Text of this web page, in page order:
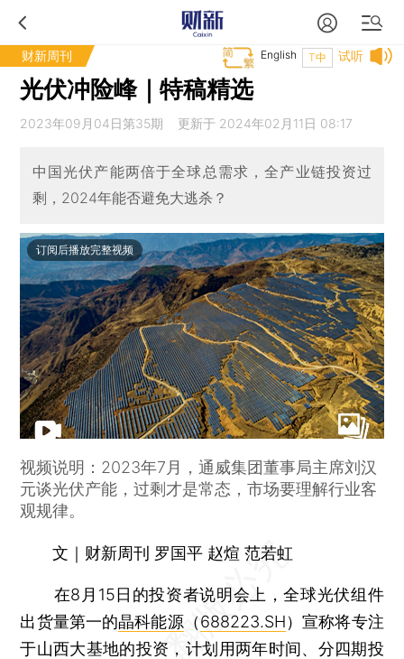
财新周刊 试听
T中
English
光伏冲险峰｜特稿精选
2023年09月04日第35期 更新于 2024年02月11日 08:17
中国光伏产能两倍于全球总需求，全产业链投资过
剩，2024年能否避免大逃杀？
订阅后播放完整视频
视频说明：2023年7月，通威集团董事局主席刘汉
元谈光伏产能，过剩才是常态，市场要理解行业客
观规律。
文｜财新周刊 罗国平 赵煊 范若虹
在8月15日的投资者说明会上，全球光伏组件
出货量第一的晶科能源（688223.SH）宣称将专注
于山西大基地的投资，计划用两年时间、分四期投